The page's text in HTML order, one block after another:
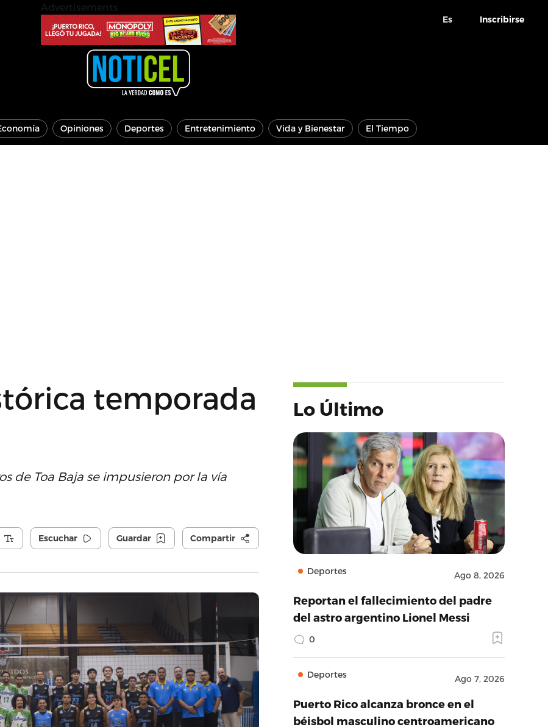
Es Inscribirse
Opiniones Deportes Entretenimiento Vida y Bienestar El Tiempo
temporada
de Toa Baja se impusieron por la vía
Escuchar Guardar Compartir
Lo Último
Deportes Ago 8, 2026
Reportan el fallecimiento del padre
del astro argentino Lionel Messi
0
Deportes Ago 7, 2026
Puerto Rico alcanza bronce en el
béisbol masculino centroamericano